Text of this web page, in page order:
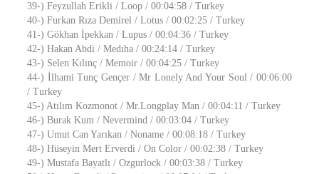
39-) Feyzullah Erikli / Loop / 00:04:58 / Turkey
40-) Furkan Rıza Demirel / Lotus / 00:02:25 / Turkey
41-) Gökhan İpekkan / Lupus / 00:04:36 / Turkey
42-) Hakan Abdi / Medıha / 00:24:14 / Turkey
43-) Selen Kılınç / Memoir / 00:04:25 / Turkey
44-) İlhami Tunç Gençer / Mr Lonely And Your Soul / 00:06:00
/ Turkey
45-) Atılım Kozmonot / Mr.Longplay Man / 00:04:11 / Turkey
46-) Burak Kum / Nevermind / 00:03:04 / Turkey
47-) Umut Can Yarıkan / Noname / 00:08:18 / Turkey
48-) Hüseyin Mert Erverdi / On Color / 00:02:38 / Turkey
49-) Mustafa Bayatlı / Ozgurlock / 00:03:38 / Turkey